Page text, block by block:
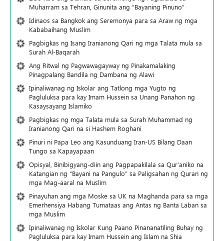
Muharram sa Tehran, Ginunita ang “Bayaning Pinuno”
Idinaos sa Bangkok ang Seremonya para sa Araw ng mga
Kababaihang Muslim
Pagbigkas ng Isang Iranianong Qari ng mga Talata mula sa
Surah Al-Baqarah
Ang Ritwal ng Pagwawagayway ng Pinakamalaking
Pinagpalang Bandila ng Dambana ng Alawi
Ipinaliwanag ng Iskolar ang Tatlong mga Yugto ng
Pagluluksa para kay Imam Hussein sa Unang Panahon ng
Kasaysayang Islamiko
Pagbigkas ng mga Talata mula sa Surah Muhammad ng
Iranianong Qari na si Hashem Roghani
Pinuri ni Papa Leo ang Kasunduang Iran-US Bilang Daan
Tungo sa Kapayapaan
Opisyal, Binibigyang-diin ang Pagpapakilala sa Qur’aniko na
Katangian ng “Bayani na Pangulo” sa Paligsahan ng Quran ng
mga Mag-aaral na Muslim
Pinayuhan ang mga Moske sa UK na Maghanda para sa mga
Emerhensiya Habang Tumataas ang Antas ng Banta Laban sa
mga Muslim
Ipinaliwanag ng Iskolar Kung Paano Pinananatiling Buhay ng
Pagluluksa para kay Imam Hussein ang Islam na Shia